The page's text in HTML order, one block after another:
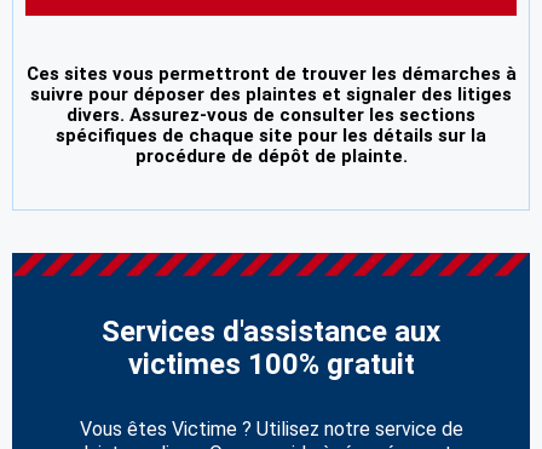
Ces sites vous permettront de trouver les démarches à
suivre pour déposer des plaintes et signaler des litiges
divers. Assurez-vous de consulter les sections
spécifiques de chaque site pour les détails sur la
procédure de dépôt de plainte.
Services d'assistance aux
victimes 100% gratuit
Vous êtes Victime ? Utilisez notre service de